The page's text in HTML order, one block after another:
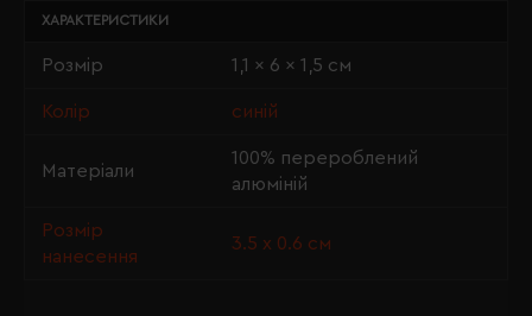
ХАРАКТЕРИСТИКИ
Розмір 1,1 x 6 x 1,5 см
Колір синій
Матеріали
100% перероблений
алюміній
Розмір
нанесення
3.5 х 0.6 см